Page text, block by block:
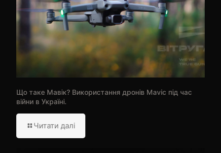
Що таке Мавік? Використання дронів Mavic під час
війни в Україні.
Читати далі